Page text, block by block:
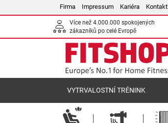
Firma Impressum Kariéra Kontakt
Více než 4.000.000 spokojených
zákazníků po celé Evropě
VYTRVALOSTNÍ TRÉNINK